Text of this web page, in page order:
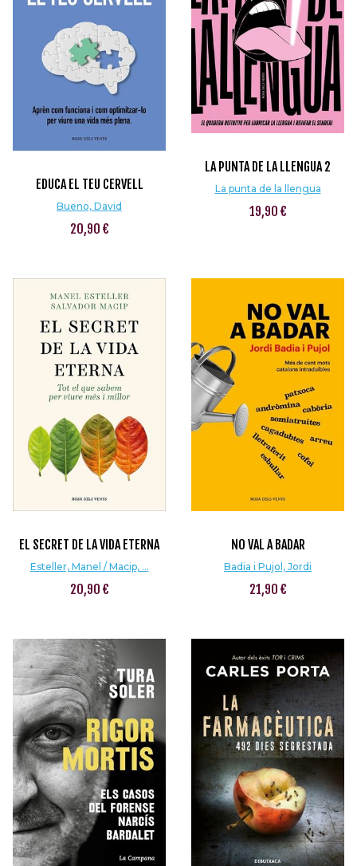
EDUCA EL TEU CERVELL
Bueno, David
20,90 €
LA PUNTA DE LA LLENGUA 2
La punta de la llengua
19,90 €
EL SECRET DE LA VIDA ETERNA
Esteller, Manel / Macip, ...
20,90 €
NO VAL A BADAR
Badia i Pujol, Jordi
21,90 €